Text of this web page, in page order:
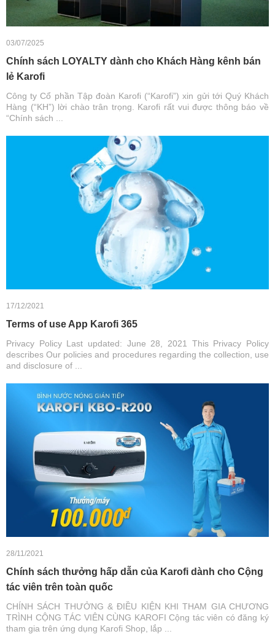
03/07/2025
Chính sách LOYALTY dành cho Khách Hàng kênh bán
lẻ Karofi
Công ty Cổ phần Tập đoàn Karofi (“Karofi”) xin gửi tới Quý Khách
Hàng (“KH”) lời chào trân trọng. Karofi rất vui được thông báo về
“Chính sách ...
17/12/2021
Terms of use App Karofi 365
Privacy Policy Last updated: June 28, 2021 This Privacy Policy
describes Our policies and procedures regarding the collection, use
and disclosure of ...
28/11/2021
Chính sách thưởng hấp dẫn của Karofi dành cho Cộng
tác viên trên toàn quốc
CHÍNH SÁCH THƯỞNG & ĐIỀU KIỆN KHI THAM GIA CHƯƠNG
TRÌNH CỘNG TÁC VIÊN CÙNG KAROFI Cộng tác viên có đăng ký
tham gia trên ứng dụng Karofi Shop, lắp ...